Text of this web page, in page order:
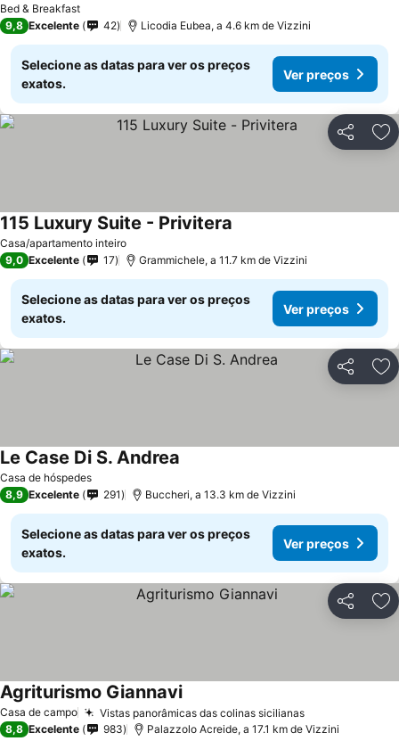
Bed & Breakfast
9,8 Excelente 42 Licodia Eubea, a 4.6 km de Vizzini
Selecione as datas para ver os preços
exatos.
Ver preços
Partilhar
Casa/apartamento inteiro
115 Luxury Suite - Privitera
9,0 Excelente 17 Grammichele, a 11.7 km de Vizzini
Selecione as datas para ver os preços
exatos.
Ver preços
Partilhar
Casa de hóspedes
Le Case Di S. Andrea
8,9 Excelente 291 Buccheri, a 13.3 km de Vizzini
Selecione as datas para ver os preços
exatos.
Ver preços
Partilhar
Casa de campo Vistas panorâmicas das colinas sicilianas
Agriturismo Giannavi
8,8 Excelente 983 Palazzolo Acreide, a 17.1 km de Vizzini